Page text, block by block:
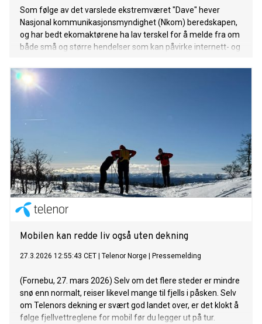
Som følge av det varslede ekstremværet "Dave" hever
Nasjonal kommunikasjonsmyndighet (Nkom) beredskapen,
og har bedt ekomaktørene ha lav terskel for å melde fra om
både små og større hendelser som kan påvirke internett- og
Mobilen kan redde liv også uten dekning
27.3.2026 12:55:43 CET Telenor Norge Pressemelding
(Fornebu, 27. mars 2026) Selv om det flere steder er mindre
snø enn normalt, reiser likevel mange til fjells i påsken. Selv
om Telenors dekning er svært god landet over, er det klokt å
følge fjellvettreglene for mobil før du legger ut på tur.